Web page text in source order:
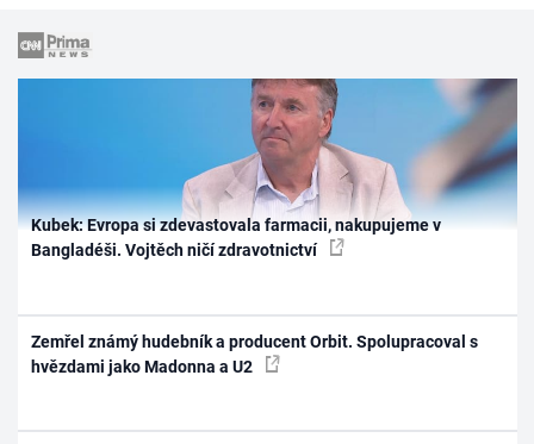
Kubek: Evropa si zdevastovala farmacii, nakupujeme v
Bangladéši. Vojtěch ničí zdravotnictví
Zemřel známý hudebník a producent Orbit. Spolupracoval s
hvězdami jako Madonna a U2